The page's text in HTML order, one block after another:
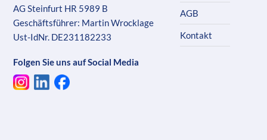
AG Steinfurt HR 5989 B
Geschäftsführer: Martin Wrocklage
Ust-IdNr. DE231182233
Folgen Sie uns auf Social Media
AGB
Kontakt